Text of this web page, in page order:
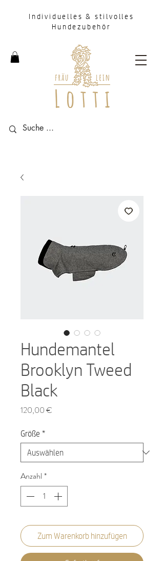
Individuelles & stilvolles
Hundezubehör
Hundemantel
Brooklyn Tweed
Black
120,00 €
Größe *
Anzahl *
Zum Warenkorb hinzufügen